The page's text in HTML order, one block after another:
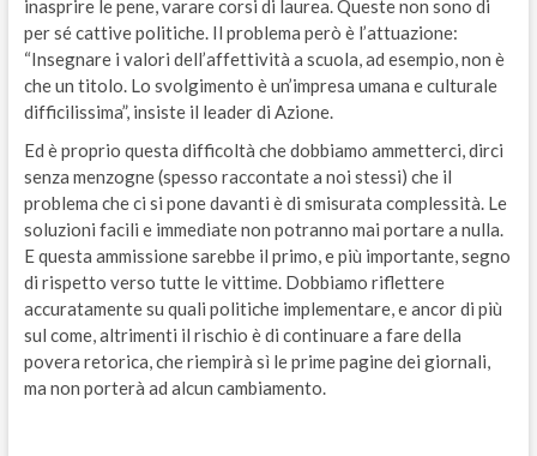
inasprire le pene, varare corsi di laurea. Queste non sono di
per sé cattive politiche. Il problema però è l’attuazione:
“Insegnare i valori dell’affettività a scuola, ad esempio, non è
che un titolo. Lo svolgimento è un’impresa umana e culturale
difficilissima”, insiste il leader di Azione.
Ed è proprio questa difficoltà che dobbiamo ammetterci, dirci
senza menzogne (spesso raccontate a noi stessi) che il
problema che ci si pone davanti è di smisurata complessità. Le
soluzioni facili e immediate non potranno mai portare a nulla.
E questa ammissione sarebbe il primo, e più importante, segno
di rispetto verso tutte le vittime. Dobbiamo riflettere
accuratamente su quali politiche implementare, e ancor di più
sul come, altrimenti il rischio è di continuare a fare della
povera retorica, che riempirà sì le prime pagine dei giornali,
ma non porterà ad alcun cambiamento.